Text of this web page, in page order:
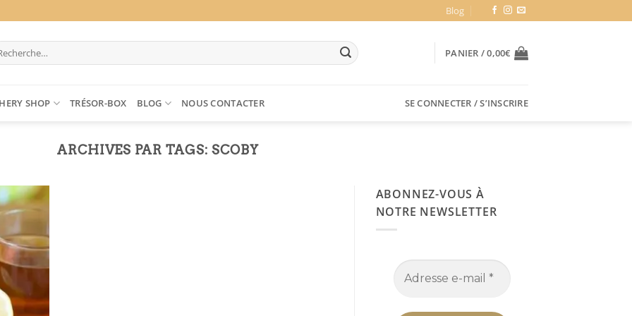
Blog
:
PANIER /0,00€
SHOP TRÉSOR-BOX BLOG NOUS CONTACTER SE CONNECTER / S’INSCRIRE
ARCHIVES PAR TAGS:SCOBY
ABONNEZ-VOUS À
NOTRE NEWSLETTER